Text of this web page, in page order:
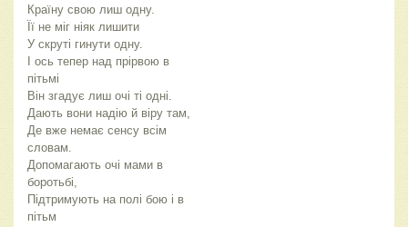
Країну свою лиш одну.
Її не міг ніяк лишити
У скруті гинути одну.
І ось тепер над прірвою в
пітьмі
Він згадує лиш очі ті одні.
Дають вони надію й віру там,
Де вже немає сенсу всім
словам.
Допомагають очі мами в
боротьбі,
Підтримують на полі бою і в
пітьм